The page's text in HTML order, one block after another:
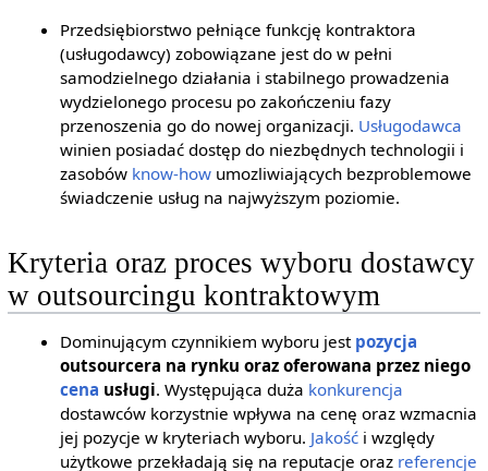
Przedsiębiorstwo pełniące funkcję kontraktora
(usługodawcy) zobowiązane jest do w pełni
samodzielnego działania i stabilnego prowadzenia
wydzielonego procesu po zakończeniu fazy
przenoszenia go do nowej organizacji. Usługodawca
winien posiadać dostęp do niezbędnych technologii i
zasobów know-how umozliwiających bezproblemowe
świadczenie usług na najwyższym poziomie.
Kryteria oraz proces wyboru dostawcy
w outsourcingu kontraktowym
Dominującym czynnikiem wyboru jest pozycja
outsourcera na rynku oraz oferowana przez niego
cena usługi. Występująca duża konkurencja
dostawców korzystnie wpływa na cenę oraz wzmacnia
jej pozycje w kryteriach wyboru. Jakość i względy
użytkowe przekładają się na reputacje oraz referencje